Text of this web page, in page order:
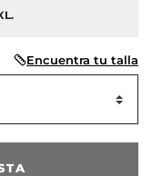
Encuentra tu talla